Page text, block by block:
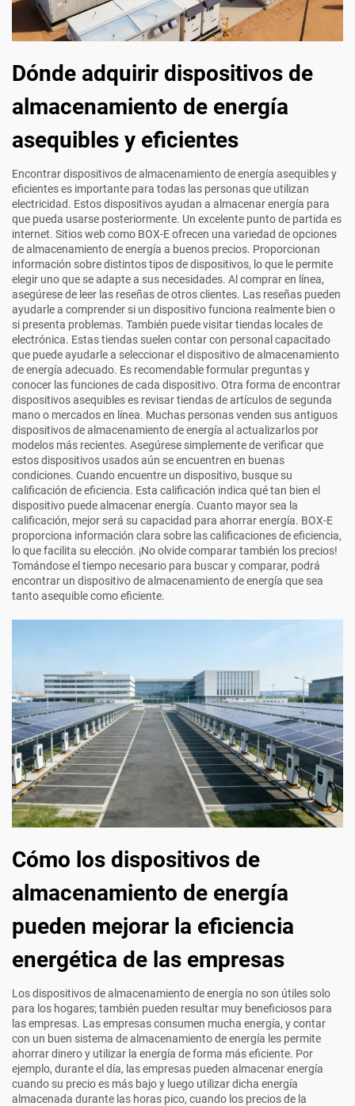
Dónde adquirir dispositivos de
almacenamiento de energía
asequibles y eficientes
Encontrar dispositivos de almacenamiento de energía asequibles y
eficientes es importante para todas las personas que utilizan
electricidad. Estos dispositivos ayudan a almacenar energía para
que pueda usarse posteriormente. Un excelente punto de partida es
internet. Sitios web como BOX-E ofrecen una variedad de opciones
de almacenamiento de energía a buenos precios. Proporcionan
información sobre distintos tipos de dispositivos, lo que le permite
elegir uno que se adapte a sus necesidades. Al comprar en línea,
asegúrese de leer las reseñas de otros clientes. Las reseñas pueden
ayudarle a comprender si un dispositivo funciona realmente bien o
si presenta problemas. También puede visitar tiendas locales de
electrónica. Estas tiendas suelen contar con personal capacitado
que puede ayudarle a seleccionar el dispositivo de almacenamiento
de energía adecuado. Es recomendable formular preguntas y
conocer las funciones de cada dispositivo. Otra forma de encontrar
dispositivos asequibles es revisar tiendas de artículos de segunda
mano o mercados en línea. Muchas personas venden sus antiguos
dispositivos de almacenamiento de energía al actualizarlos por
modelos más recientes. Asegúrese simplemente de verificar que
estos dispositivos usados aún se encuentren en buenas
condiciones. Cuando encuentre un dispositivo, busque su
calificación de eficiencia. Esta calificación indica qué tan bien el
dispositivo puede almacenar energía. Cuanto mayor sea la
calificación, mejor será su capacidad para ahorrar energía. BOX-E
proporciona información clara sobre las calificaciones de eficiencia,
lo que facilita su elección. ¡No olvide comparar también los precios!
Tomándose el tiempo necesario para buscar y comparar, podrá
encontrar un dispositivo de almacenamiento de energía que sea
tanto asequible como eficiente.
Cómo los dispositivos de
almacenamiento de energía
pueden mejorar la eficiencia
energética de las empresas
Los dispositivos de almacenamiento de energía no son útiles solo
para los hogares; también pueden resultar muy beneficiosos para
las empresas. Las empresas consumen mucha energía, y contar
con un buen sistema de almacenamiento de energía les permite
ahorrar dinero y utilizar la energía de forma más eficiente. Por
ejemplo, durante el día, las empresas pueden almacenar energía
cuando su precio es más bajo y luego utilizar dicha energía
almacenada durante las horas pico, cuando los precios de la